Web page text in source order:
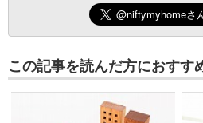
この記事を読んだ方におすす